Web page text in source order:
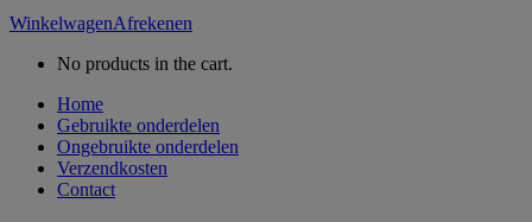
WinkelwagenAfrekenen
No products in the cart.
Home
Gebruikte onderdelen
Ongebruikte onderdelen
Verzendkosten
Contact